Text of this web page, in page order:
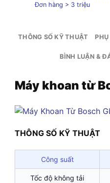
Đơn hàng > 3 triệu
THÔNG SỐ KỸ THUẬT
BÌNH LUẬN &
Máy khoan từ
THÔNG SỐ KỸ THUẬT
Công suất
Tốc độ không tải